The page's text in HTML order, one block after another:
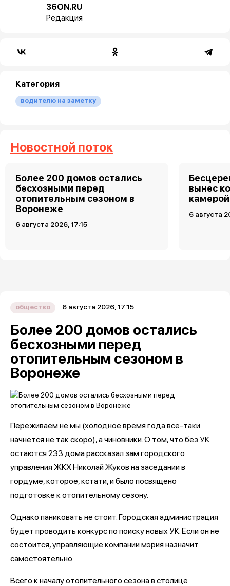
36ON.RU
Редакция
Категория
водителю на заметку
Новостной поток
Более 200 домов остались
бесхозными перед
отопительным сезоном в
Воронеже
6 августа 2026, 17:15
вынес
6 августа
общество 6 августа 2026, 17:15
Более 200 домов остались
бесхозными перед
отопительным сезоном в
Воронеже
Переживаем не мы (холодное время года все-таки
начнется не так скоро), а чиновники. О том, что без УК
остаются 233 дома рассказал зам городского
управления ЖКХ Николай Жуков на заседании в
гордуме, которое, кстати, и было посвящено
подготовке к отопительному сезону.
Однако паниковать не стоит. Городская администрация
будет проводить конкурс по поиску новых УК. Если он не
состоится, управляющие компании мэрия назначит
самостоятельно.
Всего к началу отопительного сезона в столице